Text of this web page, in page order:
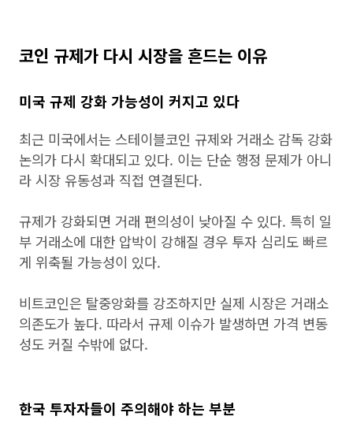
코인 규제가 다시 시장을 흔드는 이유
미국 규제 강화 가능성이 커지고 있다
최근 미국에서는 스테이블코인 규제와 거래소 감독 강화
논의가 다시 확대되고 있다. 이는 단순 행정 문제가 아니
라 시장 유동성과 직접 연결된다.
규제가 강화되면 거래 편의성이 낮아질 수 있다. 특히 일
부 거래소에 대한 압박이 강해질 경우 투자 심리도 빠르
게 위축될 가능성이 있다.
비트코인은 탈중앙화를 강조하지만 실제 시장은 거래소
의존도가 높다. 따라서 규제 이슈가 발생하면 가격 변동
성도 커질 수밖에 없다.
한국 투자자들이 주의해야 하는 부분